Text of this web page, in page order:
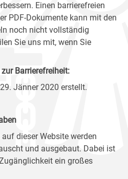
Einen barrierefreien
PDF-Dokumente kann mit den
noch nicht vollständig
Sie uns mit, wenn Sie
Barrierefreiheit:
Jänner 2020 erstellt.
dieser Website werden
und ausgebaut. Dabei ist
ein großes